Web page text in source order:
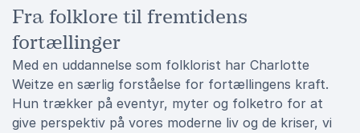
Fra folklore til fremtidens
fortællinger
Med en uddannelse som folklorist har Charlotte
Weitze en særlig forståelse for fortællingens kraft.
Hun trækker på eventyr, myter og folketro for at
give perspektiv på vores moderne liv og de kriser, vi